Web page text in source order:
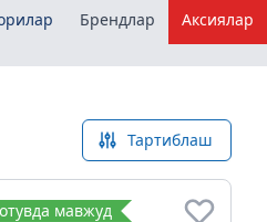
Брендлар Аксиялар
Тартиблаш
мавжуд